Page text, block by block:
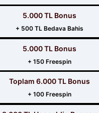
5.000 TL Bonus
+ 500 TL Bedava Bahis
5.000 TL Bonus
+ 150 Freespin
Toplam 6.000 TL Bonus
+ 100 Freespin